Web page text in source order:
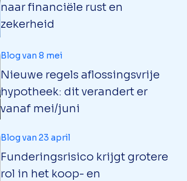
naar financiële rust en
zekerheid
Nieuwe regels aflossingsvrije
hypotheek: dit verandert er
vanaf mei/juni
Blog van 8 mei
Funderingsrisico krijgt grotere
rol in het koop- en
Blog van 23 april